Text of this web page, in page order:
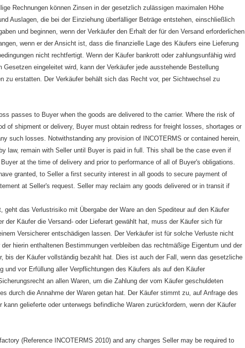
Rechnungen können Zinsen in der gesetzlich zulässigen maximalen Höhe
Auslagen, die bei der Einziehung überfälliger Beträge entstehen, einschließlich
und beginnen, wenn der Verkäufer den Erhalt der für den Versand erforderlichen
wenn er der Ansicht ist, dass die finanzielle Lage des Käufers eine Lieferung
nicht rechtfertigt. Wenn der Käufer bankrott oder zahlungsunfähig wird
eingeleitet wird, kann der Verkäufer jede ausstehende Bestellung
zu erstatten. Der Verkäufer behält sich das Recht vor, per Sichtwechsel zu
passes to Buyer when the goods are delivered to the carrier. Where the risk of
of shipment or delivery, Buyer must obtain redress for freight losses, shortages or
such losses. Notwithstanding any provision of INCOTERMS or contained herein,
law, remain with Seller until Buyer is paid in full. This shall be the case even if
at the time of delivery and prior to performance of all of Buyer's obligations.
granted, to Seller a first security interest in all goods to secure payment of
at Seller's request. Seller may reclaim any goods delivered or in transit if
geht das Verlustrisiko mit Übergabe der Ware an den Spediteur auf den Käufer
der Käufer die Versand- oder Lieferart gewählt hat, muss der Käufer sich für
Versicherer entschädigen lassen. Der Verkäufer ist für solche Verluste nicht
hierin enthaltenen Bestimmungen verbleiben das rechtmäßige Eigentum und der
bis der Käufer vollständig bezahlt hat. Dies ist auch der Fall, wenn das gesetzliche
vor Erfüllung aller Verpflichtungen des Käufers als auf den Käufer
an allen Waren, um die Zahlung der vom Käufer geschuldeten
durch die Annahme der Waren getan hat. Der Käufer stimmt zu, auf Anfrage des
gelieferte oder unterwegs befindliche Waren zurückfordern, wenn der Käufer
(Reference INCOTERMS 2010) and any charges Seller may be required to